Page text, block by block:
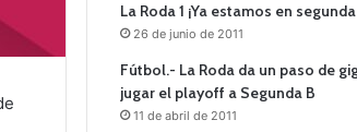
La Roda 1 ¡Ya estamos en
26 de junio de 2011
Fútbol.- La Roda da un paso de
jugar el playoff a Segunda B
11 de abril de 2011